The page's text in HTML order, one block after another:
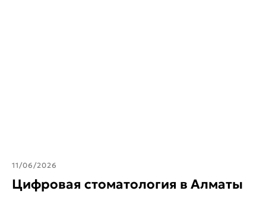
11/06/2026
Цифровая стоматология в Алматы